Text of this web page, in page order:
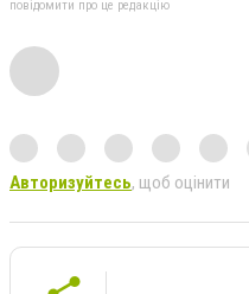
повідомити про це редакцію
Авторизуйтесь, щоб оцінити